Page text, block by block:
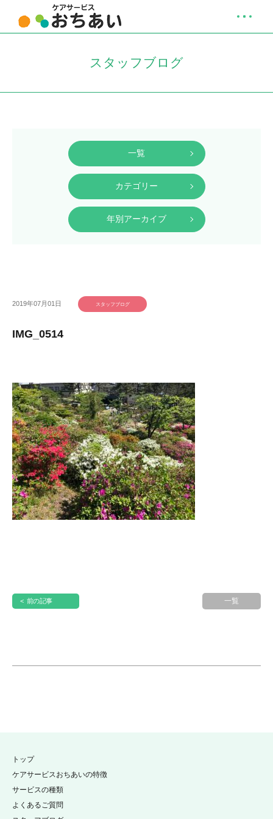
スタッフブログ
一覧
カテゴリー
年別アーカイブ
2019年07月01日 スタッフブログ
IMG_0514
< 前の記事 一覧
トップ
ケアサービスおちあいの特徴
サービスの種類
よくあるご質問